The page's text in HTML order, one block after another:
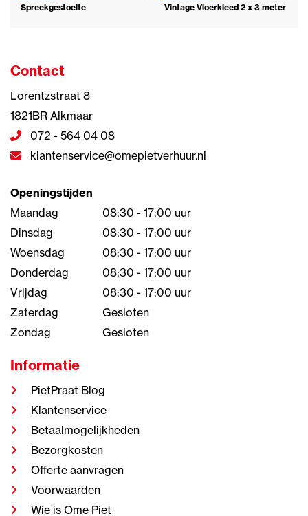
Spreekgestoelte Vintage Vloerkleed 2 x 3 meter
Contact
Lorentzstraat 8
1821BR Alkmaar
072 - 564 04 08
klantenservice@omepietverhuur.nl
Openingstijden
Maandag
08:30 - 17:00 uur
Dinsdag
08:30 - 17:00 uur
Woensdag
08:30 - 17:00 uur
Donderdag
08:30 - 17:00 uur
Vrijdag
08:30 - 17:00 uur
Zaterdag
Gesloten
Zondag
Gesloten
Informatie
PietPraat Blog
Klantenservice
Betaalmogelijkheden
Bezorgkosten
Offerte aanvragen
Voorwaarden
Wie is Ome Piet